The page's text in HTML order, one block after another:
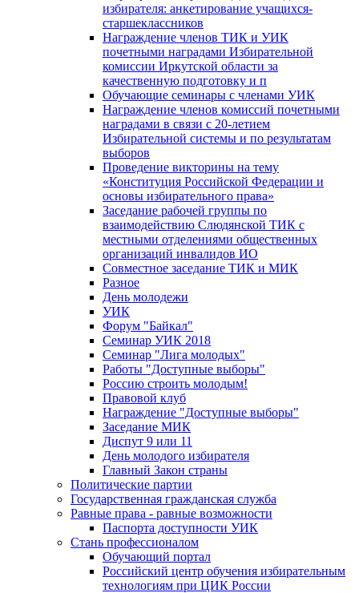
избирателя: анкетирование учащихся-
старшеклассников
Награждение членов ТИК и УИК
почетными наградами Избирательной
комиссии Иркутской области за
качественную подготовку и п
Обучающие семинары с членами УИК
Награждение членов комиссий почетными
наградами в связи с 20-летием
Избирательной системы и по результатам
выборов
Проведение викторины на тему
«Конституция Российской Федерации и
основы избирательного права»
Заседание рабочей группы по
взаимодействию Слюдянской ТИК с
местными отделениями общественных
организаций инвалидов ИО
Совместное заседание ТИК и МИК
Разное
День молодежи
УИК
Форум "Байкал"
Семинар УИК 2018
Семинар "Лига молодых"
Работы "Доступные выборы"
Россию строить молодым!
Правовой клуб
Награждение "Доступные выборы"
Заседание МИК
Диспут 9 или 11
День молодого избирателя
Главный Закон страны
Политические партии
Государственная гражданская служба
Равные права - равные возможности
Паспорта доступности УИК
Стань профессионалом
Обучающий портал
Российский центр обучения избирательным
технологиям при ЦИК России